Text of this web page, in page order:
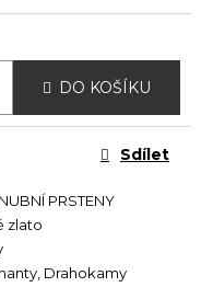
DO KOŠÍKU
PRSTENY
zlato
, Drahokamy
Sdílet